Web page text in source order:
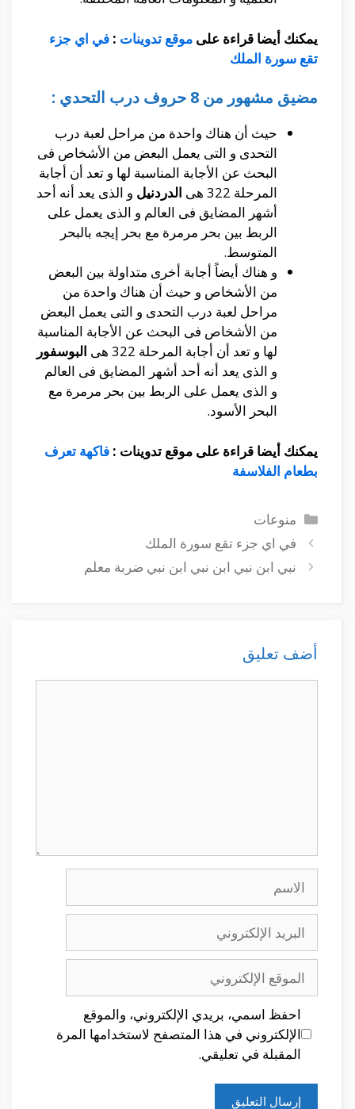
يمكنك أيضا قراءة على موقع تدوينات : في اي جزء
تقع سورة الملك
مضيق مشهور من 8 حروف درب التحدي :
حيث أن هناك واحدة من مراحل لعبة درب
التحدى و التى يعمل البعض من الأشخاص فى
البحث عن الأجابة المناسبة لها و تعد أن أجابة
المرحلة 322 هى
الدردنيل و الذى يعد أنه أحد
أشهر المضايق فى العالم و الذى يعمل على
الربط بين بحر مرمرة مع بحر إيجه بالبحر
المتوسط.
و هناك أيضاً أجابة أخرى متداولة بين البعض
من الأشخاص و حيث أن هناك واحدة من
مراحل لعبة درب التحدى و التى يعمل البعض
من الأشخاص فى البحث عن الأجابة المناسبة
لها و تعد أن أجابة المرحلة 322 هى
البوسفور
و الذى يعد أنه أحد أشهر المضايق فى العالم
و الذى يعمل على الربط بين بحر مرمرة مع
البحر الأسود.
يمكنك أيضا قراءة على موقع تدوينات : فاكهة تعرف
بطعام الفلاسفة
التصنيفات
منوعات
في اي جزء تقع سورة الملك
نبي ابن نبي ابن نبي ابن نبي ضربة معلم
أضف تعليق
الإلكتروني
الإلكتروني
احفظ اسمي، بريدي الإلكتروني، والموقع
الإلكتروني في هذا المتصفح لاستخدامها المرة
المقبلة في تعليقي.